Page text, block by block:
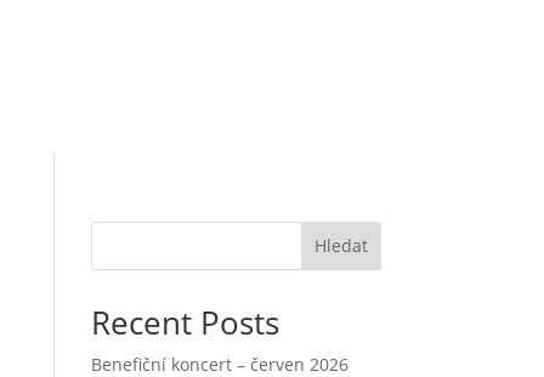
Hledat
Recent Posts
Benefiční koncert – červen 2026